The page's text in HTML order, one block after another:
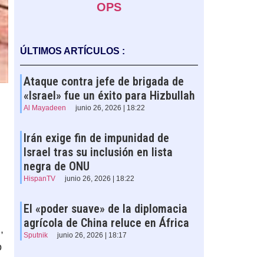
OPS
ÚLTIMOS ARTÍCULOS :
Ataque contra jefe de brigada de
«Israel» fue un éxito para Hizbullah
Al Mayadeen junio 26, 2026 | 18:22
Irán exige fin de impunidad de
Israel tras su inclusión en lista
negra de ONU
HispanTV junio 26, 2026 | 18:22
El «poder suave» de la diplomacia
agrícola de China reluce en África
Sputnik junio 26, 2026 | 18:17